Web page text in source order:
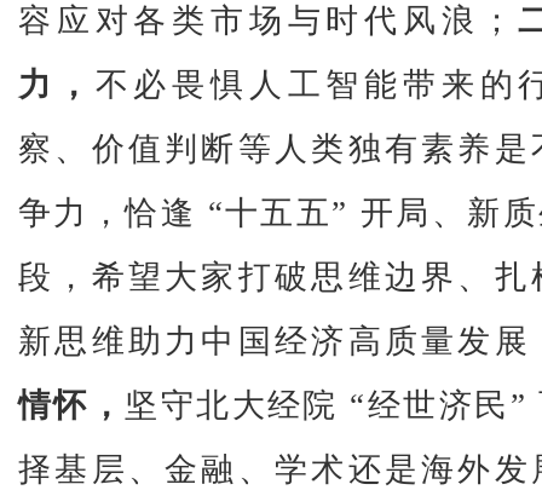
容应对各类市场与时代风浪；
力， 不必畏惧人工智能带来的
察、价值判断等人类独有素养
争力，恰逢 “十五五” 开局、 新
段，希望大家打破思维边界、
新思维助力中国经济高质量发展
情怀， 坚守北大经院 “经世济民
择基层、金融、学术还是海外